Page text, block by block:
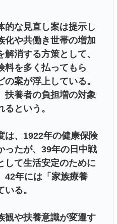
な見直し案は提示し
化や共働き世帯の増加
消する方策として、
料を多く払ってもら
案が浮上している。
扶養者の負担増の対象
という。
、1922年の健康保険
ったが、39年の日中戦
して生活安定のために
42年には「家族療養
る。
や扶養意識が変遷す